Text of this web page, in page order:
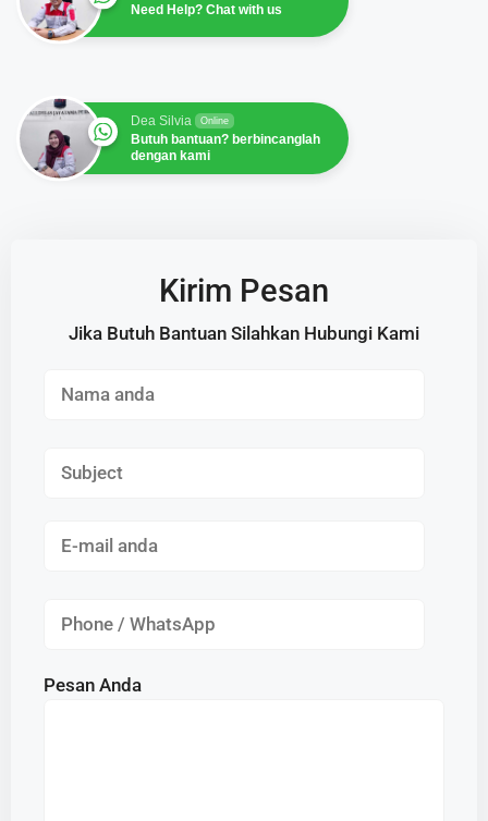
Need Help? Chat with us
Dea Silvia Online
Butuh bantuan? berbincanglah
dengan kami
Kirim Pesan
Jika Butuh Bantuan Silahkan Hubungi Kami
Pesan Anda